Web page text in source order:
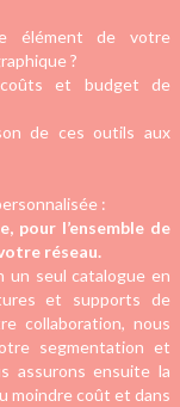
élément de votre
?
coûts et budget de
de ces outils aux
:
pour l’ensemble de
réseau.
seul catalogue en
et supports de
collaboration, nous
segmentation et
assurons ensuite la
moindre coût et dans